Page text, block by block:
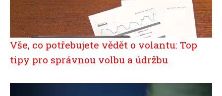
Vše, co potřebujete vědět o volantu: Top
tipy pro správnou volbu a údržbu